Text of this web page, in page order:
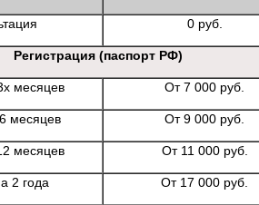
0 руб.
Регистрация (паспорт РФ)
месяцев От 7 000 руб.
месяцев От 9 000 руб.
месяцев От 11 000 руб.
2 года От 17 000 руб.